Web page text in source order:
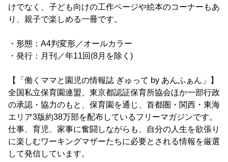
けでなく、子ども向けの工作ページや絵本のコーナーもあ
り、親子で楽しめる一冊です。
・形態：A4判変形／オールカラー
・発行：月刊／年11回(8月を除く)
【「働くママと園児の情報誌 ぎゅって by あんふぁん」】
全国私立保育園連盟、東京都認証保育所協会ほか一部行政
の承認・協力のもと、保育園を通じ、首都圏・関西・東海
エリア3版約38万部を配布しているフリーマガジンです。
仕事、育児、家事に奮闘しながらも、自分の人生を欲張り
に楽しむワーキングマザーたちに必要とされる情報を厳選
して発信しています。